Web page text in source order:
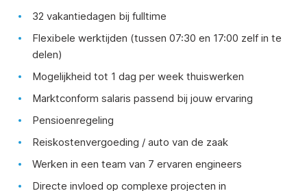
32 vakantiedagen bij fulltime
Flexibele werktijden (tussen 07:30 en 17:00 zelf in te
delen)
Mogelijkheid tot 1 dag per week thuiswerken
Marktconform salaris passend bij jouw ervaring
Pensioenregeling
Reiskostenvergoeding / auto van de zaak
Werken in een team van 7 ervaren engineers
Directe invloed op complexe projecten in